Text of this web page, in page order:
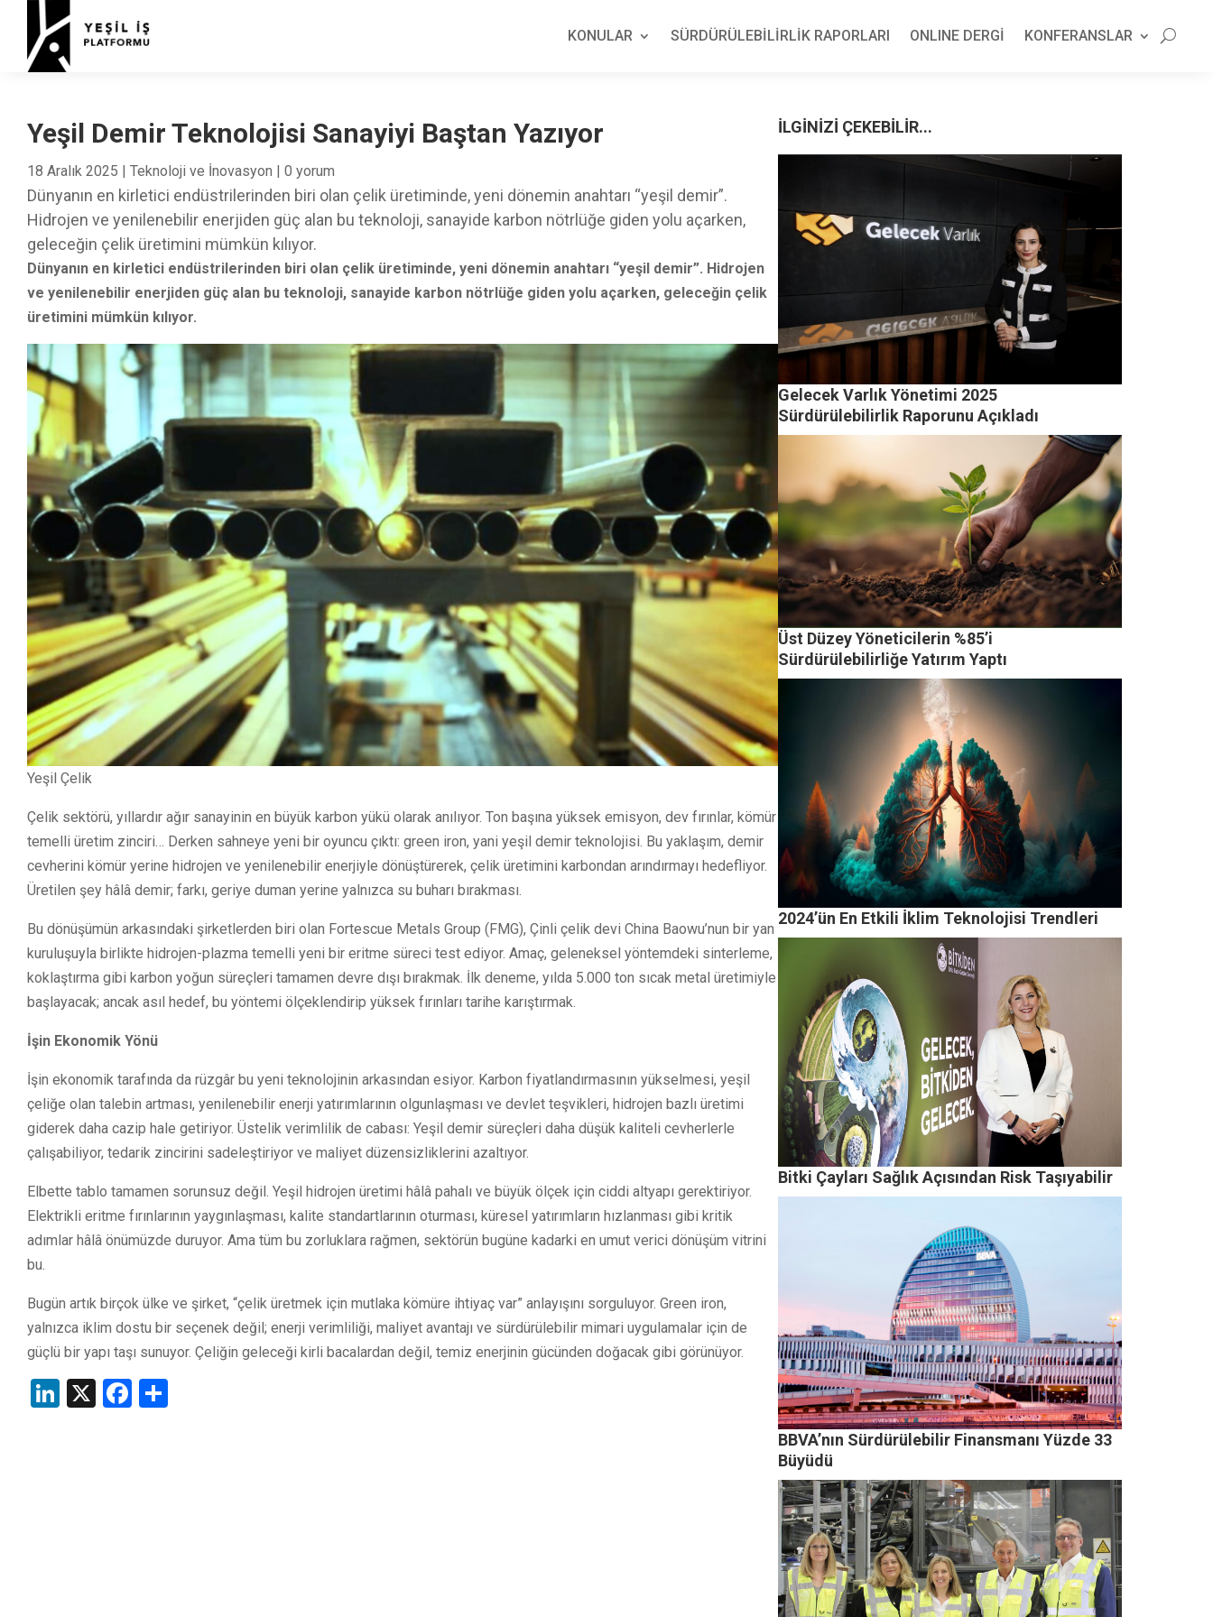
KONULAR SÜRDÜRÜLEBİLİRLİK RAPORLARI ONLINE DERGİ KONFERANSLAR
Yeşil Demir Teknolojisi Sanayiyi Baştan Yazıyor
18 Aralık 2025 | Teknoloji ve İnovasyon | 0 yorum
Dünyanın en kirletici endüstrilerinden biri olan çelik üretiminde, yeni dönemin anahtarı “yeşil demir”.
Hidrojen ve yenilenebilir enerjiden güç alan bu teknoloji, sanayide karbon nötrlüğe giden yolu açarken,
geleceğin çelik üretimini mümkün kılıyor.
Dünyanın en kirletici endüstrilerinden biri olan çelik üretiminde, yeni dönemin anahtarı “yeşil demir”. Hidrojen
ve yenilenebilir enerjiden güç alan bu teknoloji, sanayide karbon nötrlüğe giden yolu açarken, geleceğin çelik
üretimini mümkün kılıyor.
Yeşil Çelik
Çelik sektörü, yıllardır ağır sanayinin en büyük karbon yükü olarak anılıyor. Ton başına yüksek emisyon, dev fırınlar, kömür
temelli üretim zinciri… Derken sahneye yeni bir oyuncu çıktı: green iron, yani yeşil demir teknolojisi. Bu yaklaşım, demir
cevherini kömür yerine hidrojen ve yenilenebilir enerjiyle dönüştürerek, çelik üretimini karbondan arındırmayı hedefliyor.
Üretilen şey hâlâ demir; farkı, geriye duman yerine yalnızca su buharı bırakması.
Bu dönüşümün arkasındaki şirketlerden biri olan Fortescue Metals Group (FMG), Çinli çelik devi China Baowu’nun bir yan
kuruluşuyla birlikte hidrojen-plazma temelli yeni bir eritme süreci test ediyor. Amaç, geleneksel yöntemdeki sinterleme,
koklaştırma gibi karbon yoğun süreçleri tamamen devre dışı bırakmak. İlk deneme, yılda 5.000 ton sıcak metal üretimiyle
başlayacak; ancak asıl hedef, bu yöntemi ölçeklendirip yüksek fırınları tarihe karıştırmak.
İşin Ekonomik Yönü
İşin ekonomik tarafında da rüzgâr bu yeni teknolojinin arkasından esiyor. Karbon fiyatlandırmasının yükselmesi, yeşil
çeliğe olan talebin artması, yenilenebilir enerji yatırımlarının olgunlaşması ve devlet teşvikleri, hidrojen bazlı üretimi
giderek daha cazip hale getiriyor. Üstelik verimlilik de cabası: Yeşil demir süreçleri daha düşük kaliteli cevherlerle
çalışabiliyor, tedarik zincirini sadeleştiriyor ve maliyet düzensizliklerini azaltıyor.
Elbette tablo tamamen sorunsuz değil. Yeşil hidrojen üretimi hâlâ pahalı ve büyük ölçek için ciddi altyapı gerektiriyor.
Elektrikli eritme fırınlarının yaygınlaşması, kalite standartlarının oturması, küresel yatırımların hızlanması gibi kritik
adımlar hâlâ önümüzde duruyor. Ama tüm bu zorluklara rağmen, sektörün bugüne kadarki en umut verici dönüşüm vitrini
bu.
Bugün artık birçok ülke ve şirket, “çelik üretmek için mutlaka kömüre ihtiyaç var” anlayışını sorguluyor. Green iron,
yalnızca iklim dostu bir seçenek değil; enerji verimliliği, maliyet avantajı ve sürdürülebilir mimari uygulamalar için de
güçlü bir yapı taşı sunuyor. Çeliğin geleceği kirli bacalardan değil, temiz enerjinin gücünden doğacak gibi görünüyor.
LinkedIn
X Facebook
İLGİNİZİ ÇEKEBİLİR...
Gelecek Varlık Yönetimi 2025
Sürdürülebilirlik Raporunu Açıkladı
Üst Düzey Yöneticilerin %85’i
Sürdürülebilirliğe Yatırım Yaptı
2024’ün En Etkili İklim Teknolojisi Trendleri
Bitki Çayları Sağlık Açısından Risk Taşıyabilir
BBVA’nın Sürdürülebilir Finansmanı Yüzde 33
Büyüdü